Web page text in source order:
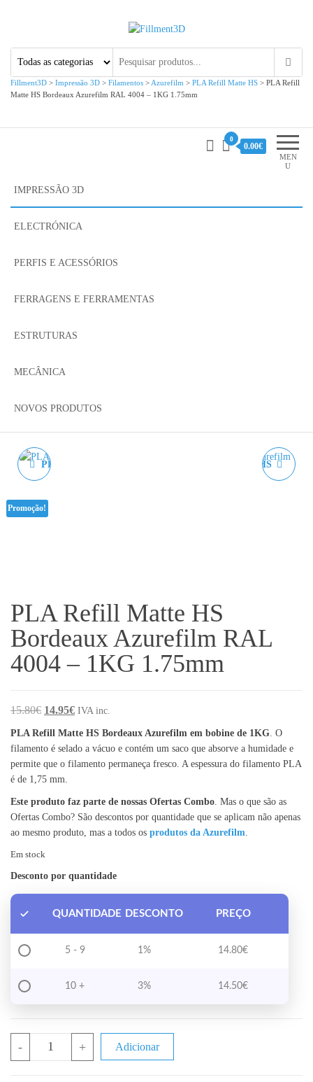
Fillment3D
Fillment3D > Impressão 3D > Filamentos > Azurefilm > PLA Refill Matte HS > PLA Refill
Matte HS Bordeaux Azurefilm RAL 4004 – 1KG 1.75mm
MEN
U
0
0.00€
IMPRESSÃO 3D
ELECTRÓNICA
PERFIS E ACESSÓRIOS
FERRAGENS E FERRAMENTAS
ESTRUTURAS
MECÂNICA
NOVOS PRODUTOS
PLA REFILL MATTE HS PLA REFILL MATTE HS
Promoção!
PLA Refill Matte HS
Bordeaux Azurefilm RAL
4004 – 1KG 1.75mm
15.80€ O preço original era: 15.80€.
14.95€O preço atual é: 14.95€.
IVA inc.
PLA Refill Matte HS Bordeaux Azurefilm em bobine de 1KG . O
filamento é selado a vácuo e contém um saco que absorve a humidade e
permite que o filamento permaneça fresco. A espessura do filamento PLA
é de 1,75 mm.
Este produto faz parte de nossas Ofertas Combo . Mas o que são as
Ofertas Combo? São descontos por quantidade que se aplicam não apenas
ao mesmo produto, mas a todos os produtos da Azurefilm
Em stock
Desconto por quantidade
QUANTIDADE DESCONTO PREÇO
5 - 9 1% 14.80€
10 + 3% 14.50€
- + Adicionar